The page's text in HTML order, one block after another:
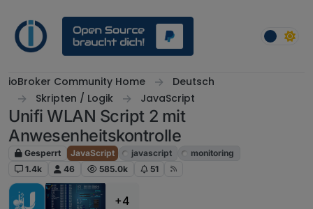
ioBroker Community Home
Deutsch
Skripten / Logik
JavaScript
Unifi WLAN Script 2 mit
Anwesenheitskontrolle
Gesperrt JavaScript javascript
monitoring
1.4k
46 585.0k 51
+4